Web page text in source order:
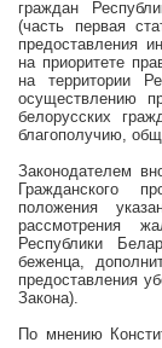
граждан
(часть первая
предоставления
на приоритете
на территории
осуществлению
белорусских
благополучию,
Законодателем
Гражданского
положения
рассмотрения
Республики
беженца,
предоставления
Закона).
По мнению